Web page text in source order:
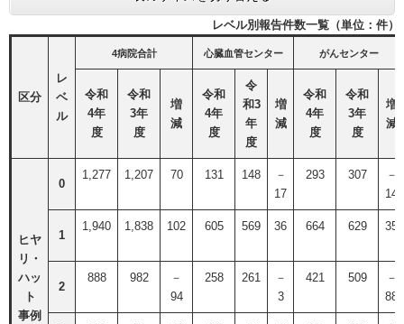
レベル別報告件数一覧（単位：件）
区分
レ
ベ
ル
4病院合計 心臓血管センター がんセンター
令和
4年
度
令和
3年
度
増
減
令和
4年
度
令
和3
年
度
増
減
令和
4年
度
令和
3年
度
増
減
ヒヤ
リ・
ハッ
ト
事例
0
1,277 1,207 70 131 148
－
17
293 307
－
14
1
1,940 1,838 102 605 569 36 664 629 35
2
888 982
－
94
258 261
－
3
421 509
－
88